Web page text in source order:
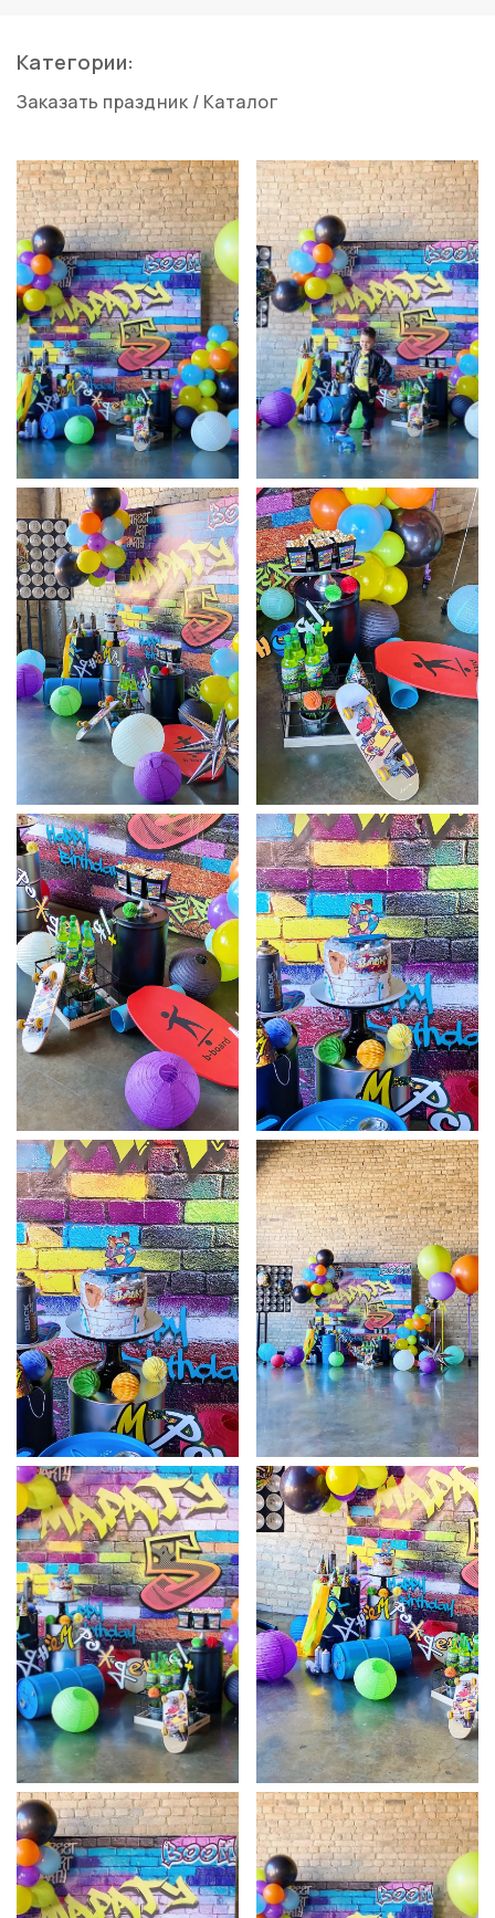
Категории:
Заказать праздник / Каталог